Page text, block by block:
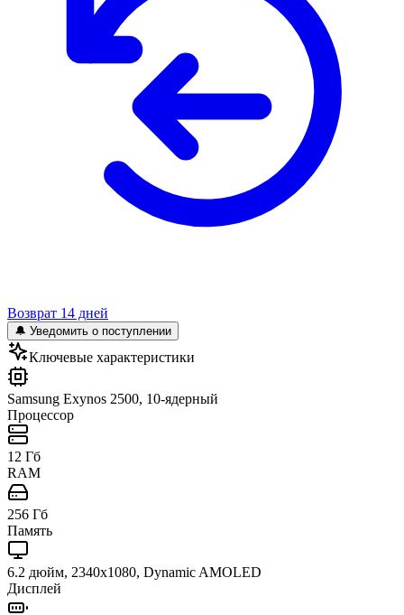
Возврат 14 дней
🔔 Уведомить о поступлении
Ключевые характеристики
Samsung Exynos 2500, 10-ядерный
Процессор
12 Гб
RAM
256 Гб
Память
6.2 дюйм, 2340x1080, Dynamic AMOLED
Дисплей